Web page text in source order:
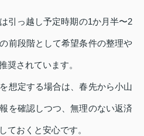
引っ越し予定時期の1か月半〜2
前段階として希望条件の整理や
奨されています。
想定する場合は、春先から小山
を確認しつつ、無理のない返済
ておくと安心です。